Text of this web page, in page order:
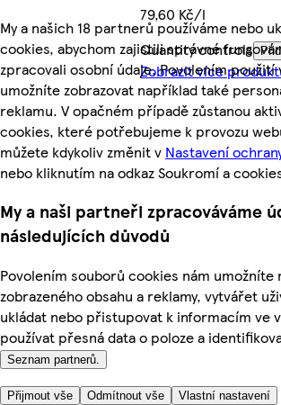
My a našich 18 partnerů používáme nebo
cookies, abychom zajistili správné
zpracovali osobní údaje. Povolením použití
umožníte zobrazovat například také
reklamu. V opačném případě zůstanou
cookies, které potřebujeme k provozu
můžete kdykoliv změnit v Nastavení
nebo kliknutím na odkaz Soukromí a
My a naši partneři zpracováváme
následujících důvodů
Povolením souborů cookies nám
zobrazeného obsahu a reklamy, vytvářet
ukládat nebo přistupovat k informacím ve
používat přesná data o poloze a
Seznam partnerů.
Přijmout vše Odmítnout vše Vlastní nastavení
79,60 Kč/l
Quantity controls
Zobrazit více